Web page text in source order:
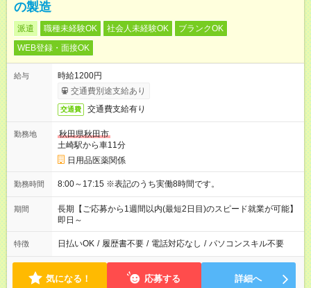
の製造
派遣 職種未経験OK 社会人未経験OK
ブランクOK
WEB登録・面接OK
給与
時給1200円
交通費別途支給あり
交通費 交通費支給有り
勤務地
秋田県秋田市
土崎駅から車11分
日用品医薬関係
勤務時間 8:00～17:15 ※表記のうち実働8時間です。
期間
長期【ご応募から1週間以内(最短2日目)のスピード就業が可能】
即日～
特徴 日払いOK / 履歴書不要 / 電話対応なし / パソコンスキル不要
気になる！ 応募する 詳細へ